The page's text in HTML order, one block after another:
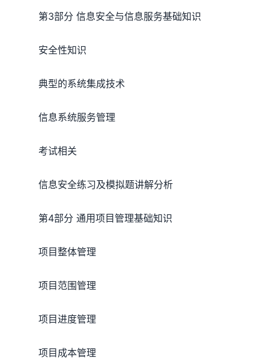
第3部分 信息安全与信息服务基础知识
安全性知识
典型的系统集成技术
信息系统服务管理
考试相关
信息安全练习及模拟题讲解分析
第4部分 通用项目管理基础知识
项目整体管理
项目范围管理
项目进度管理
项目成本管理